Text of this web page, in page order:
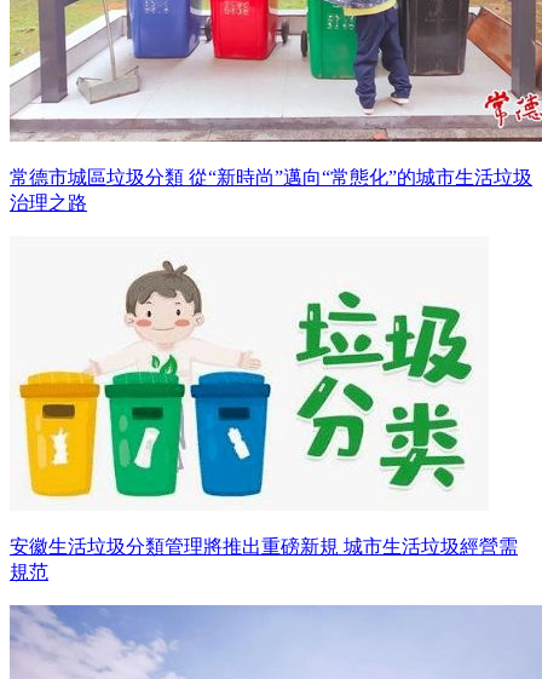
常德市城區垃圾分類 從“新時尚”邁向“常態化”的城市生活垃圾
治理之路
安徽生活垃圾分類管理將推出重磅新規 城市生活垃圾經營需
規范